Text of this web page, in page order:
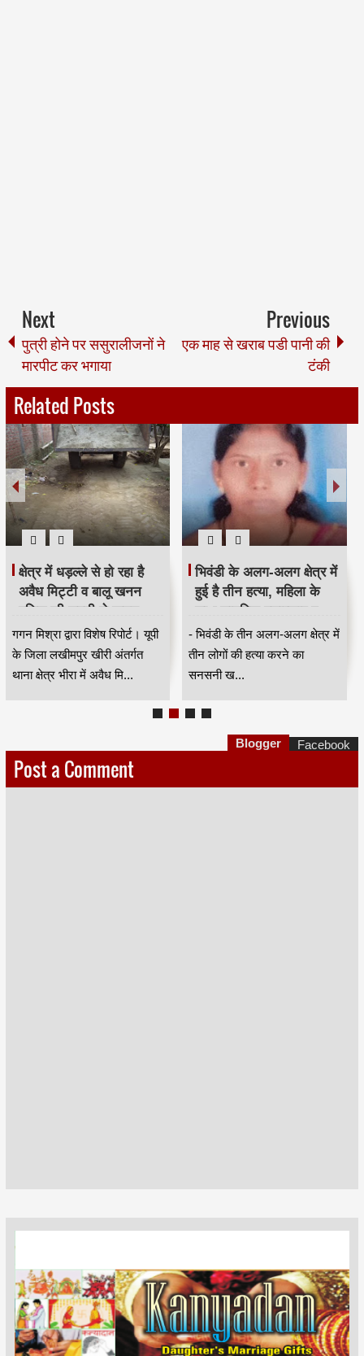
Next
पुत्री होने पर ससुरालीजनों ने
मारपीट कर भगाया
Previous
एक माह से खराब पडी पानी की
टंकी
Related Posts
क्षेत्र में धड़ल्ले से हो रहा है
अवैध मिट्टी व बालू खनन
पुलिस की सुस्ती से खनन
माफियाओं के हौसले बुलंद।।
गगन मिश्रा द्वारा विशेष रिपोर्ट। यूपी
के जिला लखीमपुर खीरी अंतर्गत
थाना क्षेत्र भीरा में अवैध मि...
भिवंडी के अलग-अलग क्षेत्र में
हुई है तीन हत्या, महिला के
साथ सामूहिक बलात्कार व
हत्या, पड़घा में एक युवक को
प्रेमसंबंध के चलते लटकाने
का आरोप।
- भिवंडी के तीन अलग-अलग क्षेत्र में
तीन लोगों की हत्या करने का
सनसनी ख...
Post a Comment
Blogger Facebook